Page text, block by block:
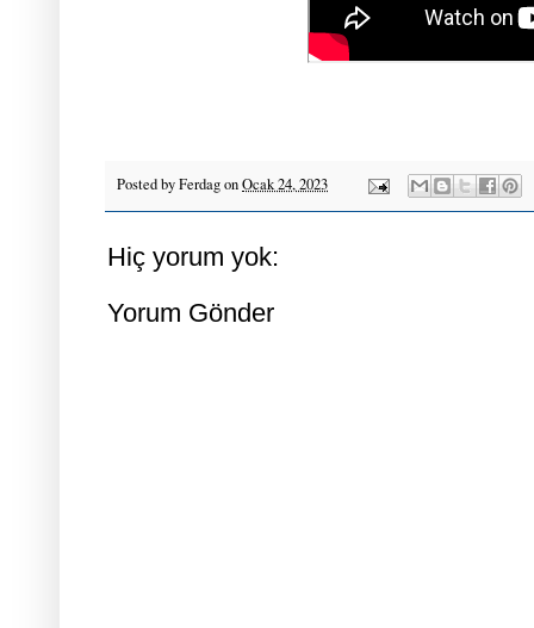
Posted byFerdagonOcak 24, 2023
Hiç yorum yok:
Yorum Gönder